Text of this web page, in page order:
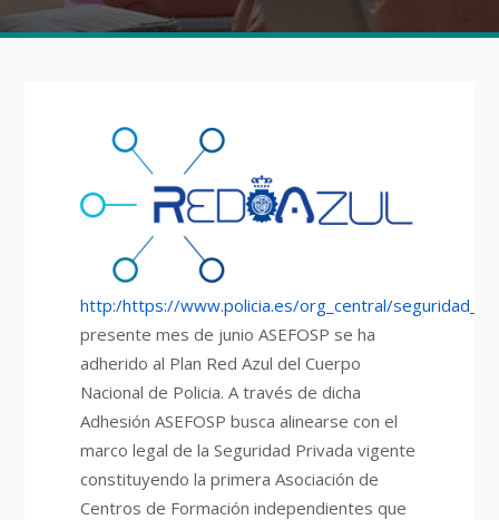
http:/https://www.policia.es/org_central/
presente mes de junio ASEFOSP se ha
adherido al Plan Red Azul del Cuerpo
Nacional de Policia. A través de dicha
Adhesión ASEFOSP busca alinearse con el
marco legal de la Seguridad Privada vigente
constituyendo la primera Asociación de
Centros de Formación independientes que